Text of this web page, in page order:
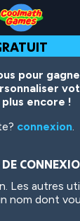
pour
encore !
connexion.
Les autres
nom dont